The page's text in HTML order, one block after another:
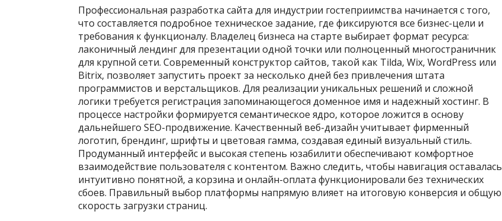
Профессиональная разработка сайта для индустрии гостеприимства начинается с того,
что составляется подробное техническое задание, где фиксируются все бизнес-цели и
требования к функционалу. Владелец бизнеса на старте выбирает формат ресурса:
лаконичный лендинг для презентации одной точки или полноценный многостраничник
для крупной сети. Современный конструктор сайтов, такой как Tilda, Wix, WordPress или
Bitrix, позволяет запустить проект за несколько дней без привлечения штата
программистов и верстальщиков. Для реализации уникальных решений и сложной
логики требуется регистрация запоминающегося доменное имя и надежный хостинг. В
процессе настройки формируется семантическое ядро, которое ложится в основу
дальнейшего SEO-продвижение. Качественный веб-дизайн учитывает фирменный
логотип, брендинг, шрифты и цветовая гамма, создавая единый визуальный стиль.
Продуманный интерфейс и высокая степень юзабилити обеспечивают комфортное
взаимодействие пользователя с контентом. Важно следить, чтобы навигация оставалась
интуитивно понятной, а корзина и онлайн-оплата функционировали без технических
сбоев. Правильный выбор платформы напрямую влияет на итоговую конверсия и общую
скорость загрузки страниц.